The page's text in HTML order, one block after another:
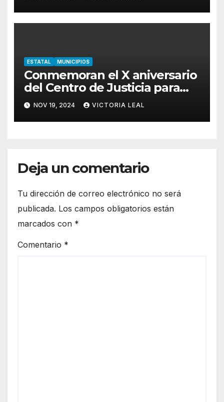
ESTATAL MUNICIPIOS
Conmemoran el X aniversario
del Centro de Justicia para
Mujeres de Hidalgo
NOV 19, 2024 VICTORIA LEAL
Deja un comentario
Tu dirección de correo electrónico no será
publicada. Los campos obligatorios están
marcados con *
Comentario *